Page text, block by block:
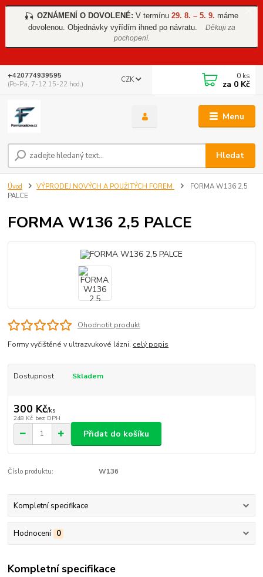
🎣 OZNÁMENÍ O DOVOLENÉ: V termínu 29. 8. – 5. 9. máme
dovolenou. Objednávky vyřídím ihned po návratu.
Děkuji za
pochopení.
Menu
CZK
Hledat
+420774939595
(Po-Pá, 7-12 15-22 hod.)
0 ks
za 0 Kč
Úvod VÝPRODEJ NOVÝCH A POUŽITÝCH FOREM
FORMA W136 2,5
PALCE
FORMA W136 2,5 PALCE
Ohodnotit produkt
Formy vyčištěné v ultrazvukové lázni. celý popis
Dostupnost Skladem
300 Kč/ks
248 Kč bez DPH
Přidat do košíku
Číslo produktu: W136
Kompletní specifikace
Hodnocení 0
Kompletní specifikace